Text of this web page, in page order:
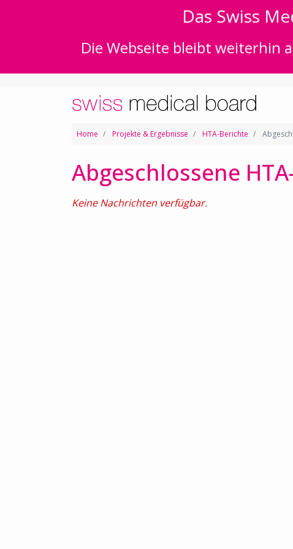
Das Swiss
Die Webseite bleibt weiterhin
Home Projekte & Ergebnisse HTA-Berichte
Abgeschlossene
Keine Nachrichten verfügbar.